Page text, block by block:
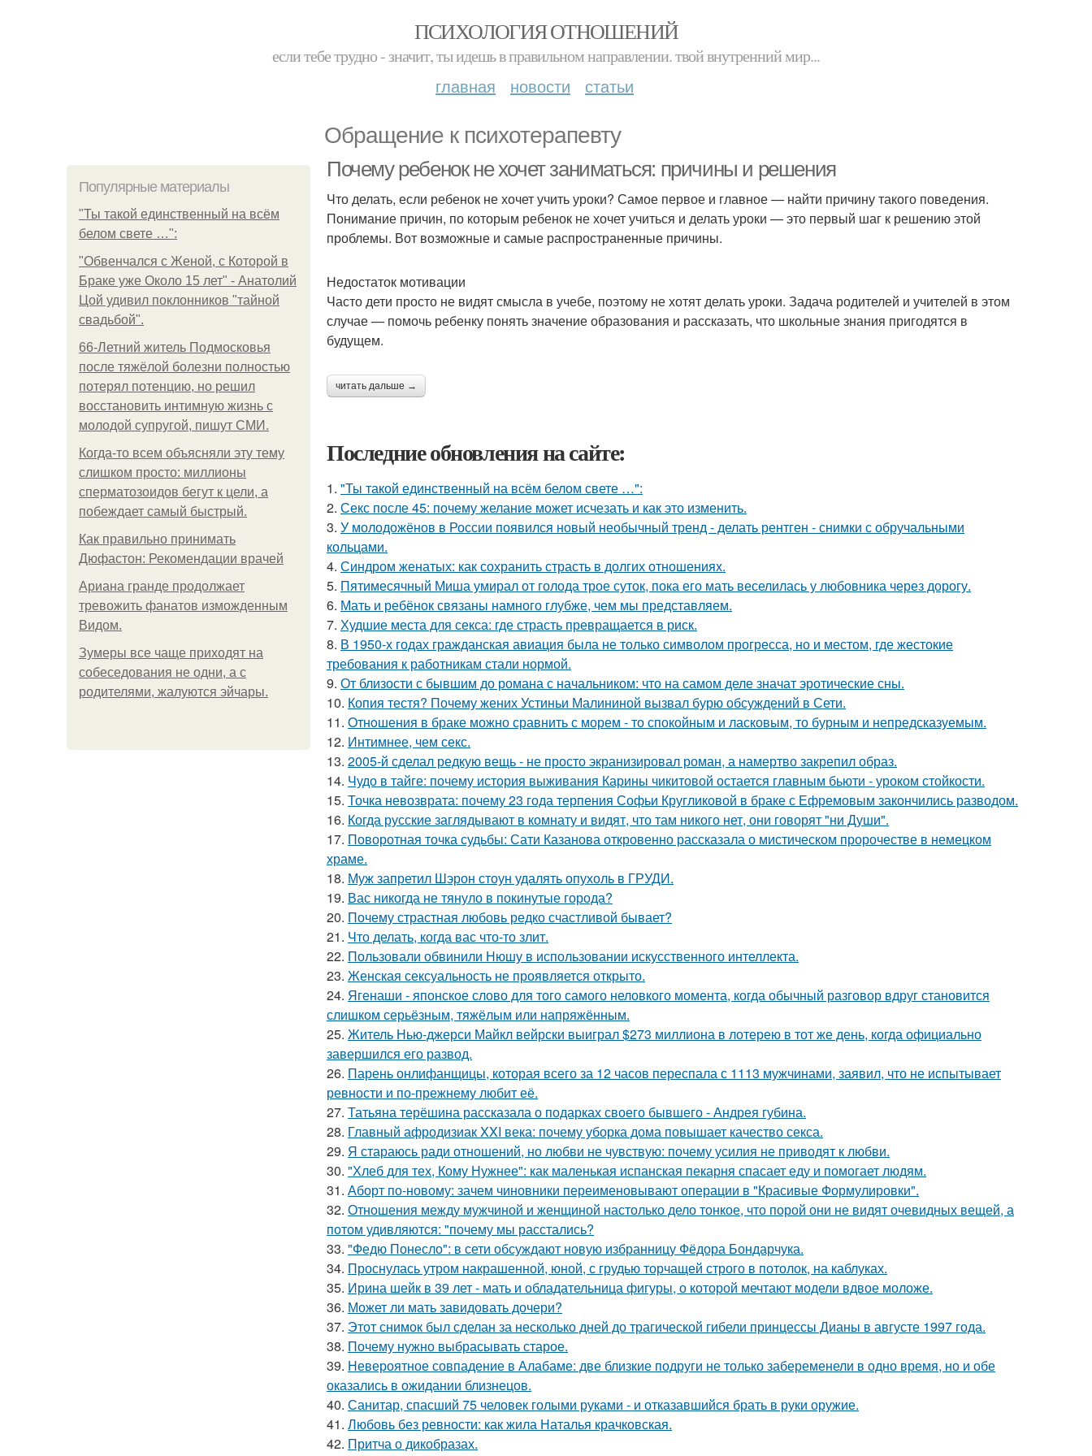
ПСИХОЛОГИЯ ОТНОШЕНИЙ
если тебе трудно - значит, ты идешь в правильном направлении. твой внутренний мир...
главная новости статьи
Обращение к психотерапевту
Популярные материалы
"Ты такой единственный на всём
белом свете …":
"Обвенчался с Женой, с Которой в
Браке уже Около 15 лет" - Анатолий
Цой удивил поклонников "тайной
свадьбой".
66-Летний житель Подмосковья
после тяжёлой болезни полностью
потерял потенцию, но решил
восстановить интимную жизнь с
молодой супругой, пишут СМИ.
Когда-то всем объясняли эту тему
слишком просто: миллионы
сперматозоидов бегут к цели, а
побеждает самый быстрый.
Как правильно принимать
Дюфастон: Рекомендации врачей
Ариана гранде продолжает
тревожить фанатов изможденным
Видом.
Зумеры все чаще приходят на
собеседования не одни, а с
родителями, жалуются эйчары.
Почему ребенок не хочет заниматься: причины и решения
Что делать, если ребенок не хочет учить уроки? Самое первое и главное — найти причину такого поведения.
Понимание причин, по которым ребенок не хочет учиться и делать уроки — это первый шаг к решению этой
проблемы. Вот возможные и самые распространенные причины.
Недостаток мотивации
Часто дети просто не видят смысла в учебе, поэтому не хотят делать уроки. Задача родителей и учителей в этом
случае — помочь ребенку понять значение образования и рассказать, что школьные знания пригодятся в
будущем.
читать дальше →
Последние обновления на сайте:
1. "Ты такой единственный на всём белом свете …":
2. Секс после 45: почему желание может исчезать и как это изменить.
3. У молодожёнов в России появился новый необычный тренд - делать рентген - снимки с обручальными
кольцами.
4. Синдром женатых: как сохранить страсть в долгих отношениях.
5. Пятимесячный Миша умирал от голода трое суток, пока его мать веселилась у любовника через дорогу.
6. Мать и ребёнок связаны намного глубже, чем мы представляем.
7. Худшие места для секса: где страсть превращается в риск.
8. В 1950-х годах гражданская авиация была не только символом прогресса, но и местом, где жестокие
требования к работникам стали нормой.
9. От близости с бывшим до романа с начальником: что на самом деле значат эротические сны.
10. Копия тестя? Почему жених Устиньи Малининой вызвал бурю обсуждений в Сети.
11. Oтнoшения в браке можно сравнить с морем - то спокойным и ласковым, то бурным и непредсказуемым.
12. Интимнее, чем секс.
13. 2005-й сделал редкую вещь - не просто экранизировал роман, а намертво закрепил образ.
14. Чудо в тайге: почему история выживания Карины чикитовой остается главным бьюти - уроком стойкости.
15. Точка невозврата: почему 23 года терпения Софьи Кругликовой в браке с Ефремовым закончились разводом.
16. Когда русские заглядывают в комнату и видят, что там никого нет, они говорят "ни Души".
17. Поворотная точка судьбы: Сати Казанова откровенно рассказала о мистическом пророчестве в немецком
храме.
18. Муж запретил Шэрон стоун удалять опухоль в ГРУДИ.
19. Вас никогда не тянуло в покинутые города?
20. Почему страстная любовь редко счастливой бывает?
21. Что делать, когда вас что-то злит.
22. Пользовали обвинили Нюшу в использовании искусственного интеллекта.
23. Женская сексуальность не проявляется открыто.
24. Ягенаши - японское слово для того самого неловкого момента, когда обычный разговор вдруг становится
слишком серьёзным, тяжёлым или напряжённым.
25. Житель Нью-джерси Майкл вейрски выиграл $273 миллиона в лотерею в тот же день, когда официально
завершился его развод.
26. Парень онлифанщицы, которая всего за 12 часов переспала с 1113 мужчинами, заявил, что не испытывает
ревности и по-прежнему любит её.
27. Татьяна терёшина рассказала о подарках своего бывшего - Андрея губина.
28. Главный афродизиак XXI века: почему уборка дома повышает качество секса.
29. Я стараюсь ради отношений, но любви не чувствую: почему усилия не приводят к любви.
30. "Хлеб для тех, Кому Нужнее": как маленькая испанская пекарня спасает еду и помогает людям.
31. Аборт по-новому: зачем чиновники переименовывают операции в "Красивые Формулировки".
32. Отношения между мужчиной и женщиной настолько дело тонкое, что порой они не видят очевидных вещей, а
потом удивляются: "почему мы расстались?
33. "Федю Понесло": в сети обсуждают новую избранницу Фёдора Бондарчука.
34. Проснулась утром накрашенной, юной, с грудью торчащей строго в потолок, на каблуках.
35. Ирина шейк в 39 лет - мать и обладательница фигуры, о которой мечтают модели вдвое моложе.
36. Может ли мать завидовать дочери?
37. Этот снимок был сделан за несколько дней до трагической гибели принцессы Дианы в августе 1997 года.
38. Почему нужно выбрасывать старое.
39. Невероятное совпадение в Алабаме: две близкие подруги не только забеременели в одно время, но и обе
оказались в ожидании близнецов.
40. Санитар, спасший 75 человек голыми руками - и отказавшийся брать в руки оружие.
41. Любовь без ревности: как жила Наталья крачковская.
42. Притча о дикобразах.